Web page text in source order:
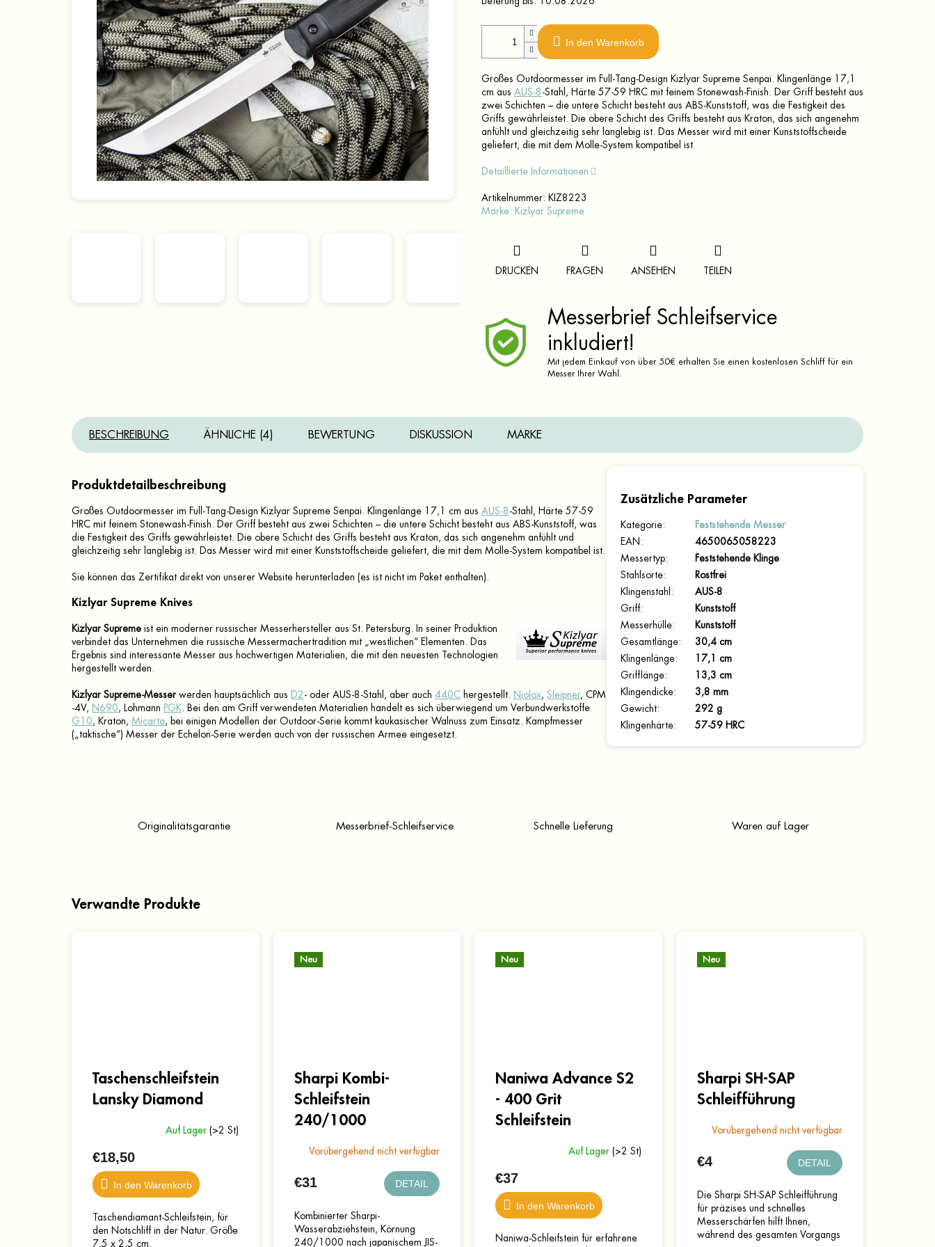
In den Warenkorb
Großes Outdoormesser im Full-Tang-Design Kizlyar Supreme Senpai. Klingenlänge 17,1
cm aus AUS-8 -Stahl, Härte 57-59 HRC mit feinem Stonewash-Finish. Der Griff besteht aus
zwei Schichten – die untere Schicht besteht aus ABS-Kunststoff, was die Festigkeit des
Griffs gewährleistet. Die obere Schicht des Griffs besteht aus Kraton, das sich angenehm
anfühlt und gleichzeitig sehr langlebig ist. Das Messer wird mit einer Kunststoffscheide
geliefert, die mit dem Molle-System kompatibel ist.
Detaillierte Informationen
Artikelnummer: KIZ8223
Marke: Kizlyar Supreme
DRUCKEN FRAGEN ANSEHEN TEILEN
Messerbrief Schleifservice
inkludiert!
Mit jedem Einkauf von über 50€ erhalten Sie einen kostenlosen Schliff für ein
Messer Ihrer Wahl.
BESCHREIBUNG ÄHNLICHE (4) BEWERTUNG DISKUSSION MARKE
Produktdetailbeschreibung
Großes Outdoormesser im Full-Tang-Design Kizlyar Supreme Senpai. Klingenlänge 17,1 cm aus AUS-8 -Stahl, Härte 57-59
HRC mit feinem Stonewash-Finish. Der Griff besteht aus zwei Schichten – die untere Schicht besteht aus ABS-Kunststoff, was
die Festigkeit des Griffs gewährleistet. Die obere Schicht des Griffs besteht aus Kraton, das sich angenehm anfühlt und
gleichzeitig sehr langlebig ist. Das Messer wird mit einer Kunststoffscheide geliefert, die mit dem Molle-System kompatibel ist.
Sie können das Zertifikat direkt von unserer Website herunterladen (es ist nicht im Paket enthalten).
Kizlyar Supreme Knives
Kizlyar Supreme ist ein moderner russischer Messerhersteller aus St. Petersburg. In seiner Produktion
verbindet das Unternehmen die russische Messermachertradition mit „westlichen“ Elementen. Das
Ergebnis sind interessante Messer aus hochwertigen Materialien, die mit den neuesten Technologien
hergestellt werden.
Kizlyar Supreme-Messer werden hauptsächlich aus D2 - oder AUS-8-Stahl, aber auch 440C hergestellt. Niolox, Sleipner, CPM
-4V, N690 , Lohmann PGK . Bei den am Griff verwendeten Materialien handelt es sich überwiegend um Verbundwerkstoffe
G10 , Kraton, Micarta , bei einigen Modellen der Outdoor-Serie kommt kaukasischer Walnuss zum Einsatz. Kampfmesser
(„taktische“) Messer der Echelon-Serie werden auch von der russischen Armee eingesetzt.
Zusätzliche Parameter
Kategorie:
Feststehende Messer
EAN :
4650065058223
Messertyp:
Feststehende Klinge
Stahlsorte:
Rostfrei
Klingenstahl :
AUS-8
Griff:
Kunststoff
Messerhülle:
Kunststoff
Gesamtlänge:
30,4 cm
Klingenlänge:
17,1 cm
Grifflänge:
13,3 cm
Klingendicke:
3,8 mm
Gewicht:
292 g
Klingenhärte: 57-59 HRC
Originalitätsgarantie Messerbrief-Schleifservice Schnelle Lieferung Waren auf Lager
Verwandte Produkte
Taschenschleifstein
Lansky Diamond
Auf Lager (>2 St)
€18,50
In den Warenkorb
Taschendiamant-Schleifstein, für
den Notschliff in der Natur. Größe
7,5 x 2,5 cm.
Neu
Sharpi Kombi-
Schleifstein
240/1000
Vorübergehend nicht verfügbar
€31 DETAIL
Kombinierter Sharpi-
Wasserabziehstein, Körnung
240/1000 nach japanischem JIS-
Neu
Naniwa Advance S2
- 400 Grit
Schleifstein
Auf Lager (>2 St)
€37
In den Warenkorb
Naniwa-Schleifstein für erfahrene
Neu
Sharpi SH-SAP
Schleifführung
Vorübergehend nicht verfügbar
€4 DETAIL
Die Sharpi SH-SAP Schleifführung
für präzises und schnelles
Messerschärfen hilft Ihnen,
während des gesamten Vorgangs